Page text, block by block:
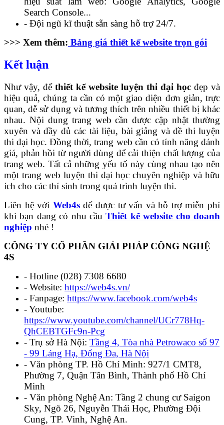
Search Console...
- Đội ngũ kĩ thuật sẵn sàng hỗ trợ 24/7.
>>> Xem thêm: Bảng giá thiết kế website trọn gói
Kết luận
Như vậy, để thiết kế website luyện thi đại học đẹp và
hiệu quả, chúng ta cần có một giao diện đơn giản, trực
quan, dễ sử dụng và tương thích trên nhiều thiết bị khác
nhau. Nội dung trang web cần được cập nhật thường
xuyên và đầy đủ các tài liệu, bài giảng và đề thi luyện
thi đại học. Đồng thời, trang web cần có tính năng đánh
giá, phản hồi từ người dùng để cải thiện chất lượng của
trang web. Tất cả những yếu tố này cùng nhau tạo nên
một trang web luyện thi đại học chuyên nghiệp và hữu
ích cho các thí sinh trong quá trình luyện thi.
Liên hệ với Web4sđể được tư vấn và hỗ trợ miễn phí
khi bạn đang có nhu cầuThiết kế website cho doanh
nghiệp nhé !
CÔNG TY CỔ PHẦN GIẢI PHÁP CÔNG NGHỆ
4S
- Hotline (028) 7308 6680
- Website: https://web4s.vn/
- Fanpage: https://www.facebook.com/web4s
- Youtube:
https://www.youtube.com/channel/UCr778Hq-
QhCEBTGFc9n-Pcg
- Trụ sở Hà Nội: Tầng 4, Tòa nhà Petrowaco số 97
- 99 Láng Hạ, Đống Đa, Hà Nội
- Văn phòng TP. Hồ Chí Minh: 927/1 CMT8,
Phường 7, Quận Tân Bình, Thành phố Hồ Chí
Minh
- Văn phòng Nghệ An: Tầng 2 chung cư Saigon
Sky, Ngõ 26, Nguyễn Thái Học, Phường Đội
Cung, TP. Vinh, Nghệ An.